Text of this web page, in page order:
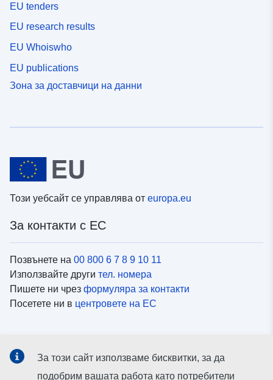
EU tenders
EU research results
EU Whoiswho
EU publications
Зона за доставчици на данни
Този уебсайт се управлява от europa.eu
За контакти с ЕС
Позвънете на 00 800 6 7 8 9 10 11
Използвайте други тел. номера
Пишете ни чрез формуляра за контакти
Посетете ни в центровете на ЕС
Вижте профили на ЕС в социалните медии
За този сайт използваме бисквитки, за да
подобрим вашата работа като потребители